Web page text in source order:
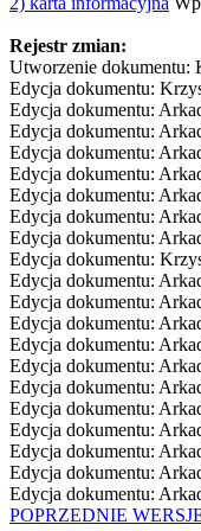
Rejestr zmian:
Utworzenie dokumentu:
Edycja dokumentu:
Edycja dokumentu:
Edycja dokumentu:
Edycja dokumentu:
Edycja dokumentu:
Edycja dokumentu:
Edycja dokumentu:
Edycja dokumentu:
Edycja dokumentu:
Edycja dokumentu:
Edycja dokumentu:
Edycja dokumentu:
Edycja dokumentu:
Edycja dokumentu:
Edycja dokumentu:
Edycja dokumentu:
Edycja dokumentu:
Edycja dokumentu:
Edycja dokumentu:
Edycja dokumentu:
POPRZEDNIE